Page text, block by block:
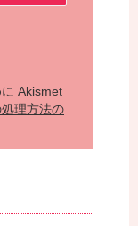
Akismet
理方法の